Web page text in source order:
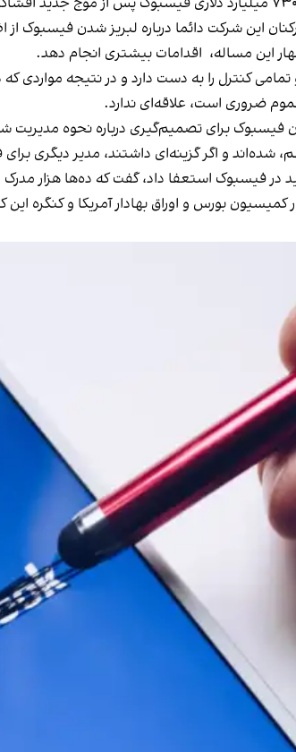
این مساله، اقدامات بیشتری انجام دهد.
تمامی کنترل را به دست دارد و در نتیجه
ضروری است، علاقه‌ای ندارد.
فیسبوک برای تصمیم‌گیری درباره نحوه مدیریت
و اگر گزینه‌ای داشتند، مدیر دیگری
‌عنوان مدیر تولید در فیسبوک استعفا داد، گفت که
کمیسیون بورس و اوراق بهادار آمریکا و